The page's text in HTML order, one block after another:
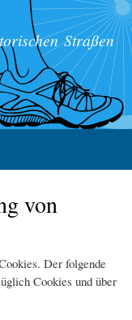
Straßen
von
Der folgende
Cookies und über